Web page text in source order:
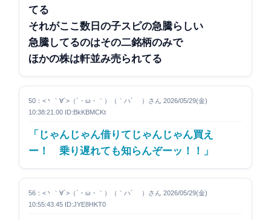
てる
それがここ数日の子スピの急騰らしい
急騰してるのはその二銘柄のみで
ほかの株は軒並み売られてる
50：<丶｀∀´>（´・ω・｀）（｀ハ´ ）さん 2026/05/29(金)
10:38:21.00 ID:BkKBMCKt
「じゃんじゃん借りてじゃんじゃん買え
ー！ 乗り遅れても知らんぞーッ！！」
56：<丶｀∀´>（´・ω・｀）（｀ハ´ ）さん 2026/05/29(金)
10:55:43.45 ID:JYE8HKT0